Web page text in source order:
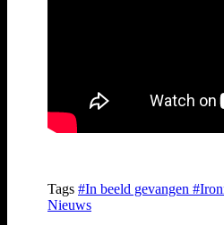
Tags #In beeld gevangen
Nieuws